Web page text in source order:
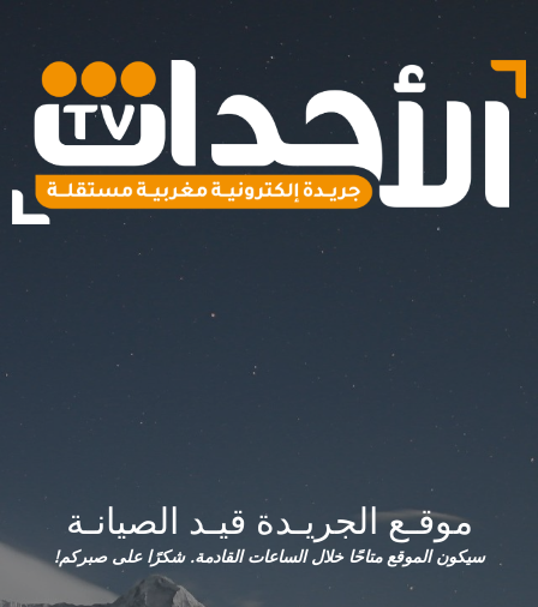
موقـع الجريـدة قيـد الصيانـة
سيكون الموقع متاحًا خلال الساعات القادمة. شكرًا على صبركم!